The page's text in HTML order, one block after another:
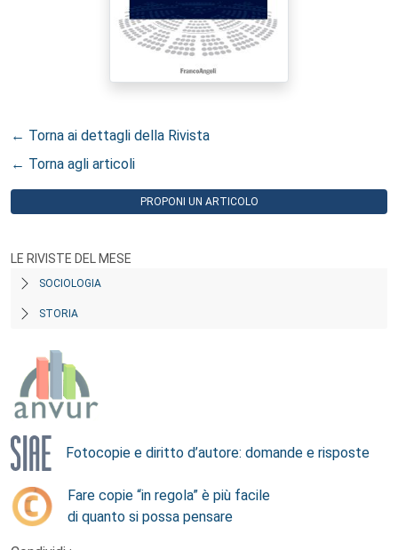
← Torna ai dettagli della Rivista
← Torna agli articoli
PROPONI UN ARTICOLO
LE RIVISTE DEL MESE
SOCIOLOGIA
STORIA
Fotocopie e diritto d’autore: domande e risposte
Fare copie “in regola” è più facile
di quanto si possa pensare